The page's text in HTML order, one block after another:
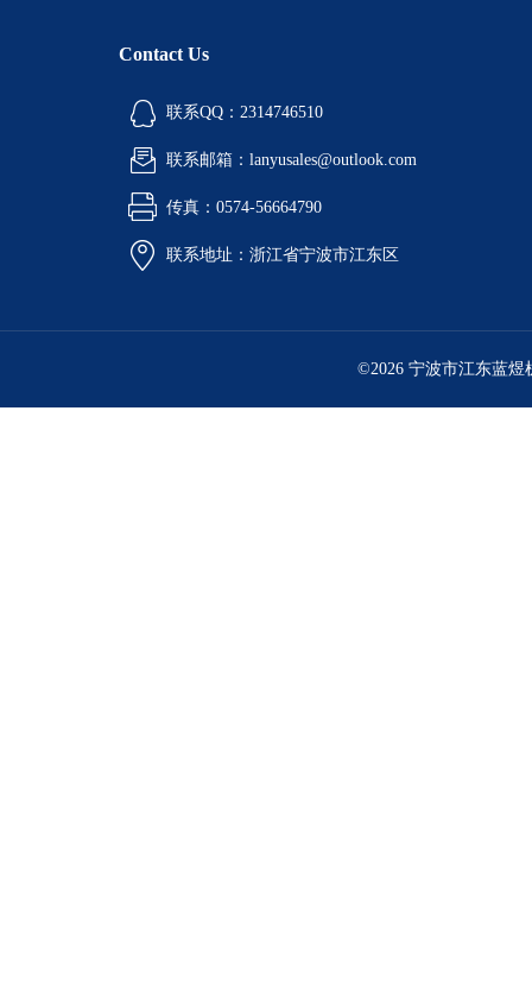
油品检测仪器
工业燃油暖风机
型砂强度试验机
Contact Us
联系QQ：2314746510
联系邮箱：lanyusales@outlook.com
传真：0574-56664790
联系地址：浙江省宁波市江东区
©2026 宁波市江东蓝